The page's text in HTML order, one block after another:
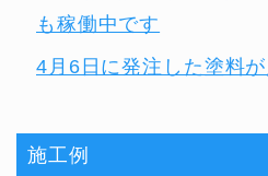
も稼働中です
4月6日に発注した塗料
施工例